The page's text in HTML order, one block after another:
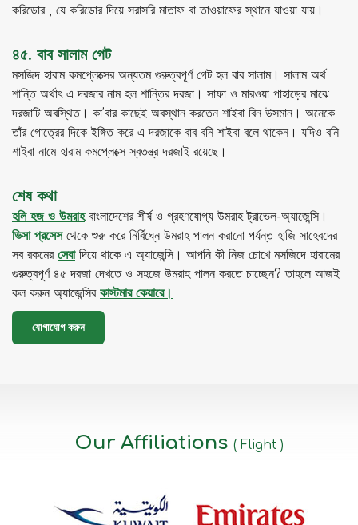
করিডোর , যে করিডোর দিয়ে সরাসরি মাতাফ বা তাওয়াফের স্থানে যাওয়া যায়।
৪৫. বাব সালাম গেট
মসজিদ হারাম কমপ্লেক্সের অন্যতম গুরুত্বপূর্ণ গেট হল বাব সালাম। সালাম অর্থ
শান্তি অর্থাৎ এ দরজার নাম হল শান্তির দরজা। সাফা ও মারওয়া পাহাড়ের মাঝে
দরজাটি অবস্থিত। কা’বার কাছেই অবস্থান করতেন শাইবা বিন উসমান। অনেকে
তাঁর গোত্রের দিকে ইঙ্গিত করে এ দরজাকে বাব বনি শাইবা বলে থাকেন। যদিও বনি
শাইবা নামে হারাম কমপ্লেক্সে স্বতন্ত্র দরজাই রয়েছে।
শেষ কথা
হলি হজ ও উমরাহবাংলাদেশের শীর্ষ ও গ্রহণযোগ্য উমরাহ ট্রাভেল-অ্যাজেন্সি।
ভিসা প্রসেসথেকে শুরু করে নির্বিঘ্নে উমরাহ পালন করানো পর্যন্ত হাজি সাহেবদের
সব রকমের সেবাদিয়ে থাকে এ অ্যাজেন্সি। আপনি কী নিজ চোখে মসজিদে হারামের
গুরুত্বপূর্ণ ৪৫ দরজা দেখতে ও সহজে উমরাহ পালন করতে চাচ্ছেন? তাহলে আজই
কল করুন অ্যাজেন্সির কাস্টমার কেয়ারে।
যোগাযোগ করুন
Our Affiliations ( Flight )